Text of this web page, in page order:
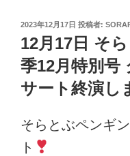
投
稿
日:
2023年12月17日 投稿者:
12月17日 そ
季12月特別号
サート終演し
そらとぶペンギ
ト